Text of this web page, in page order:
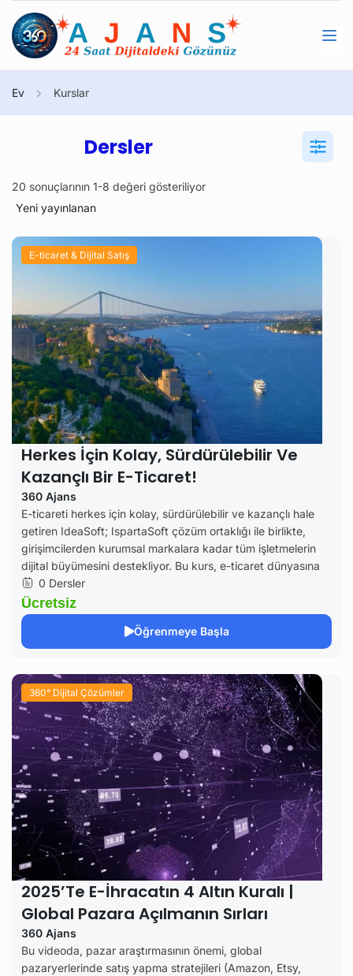
Ev Kurslar
Dersler
20 sonuçlarının 1-8 değeri gösteriliyor
E-ticaret & Dijital Satış
Herkes İçin Kolay, Sürdürülebilir Ve
Kazançlı Bir E-Ticaret!
360 Ajans
E-ticareti herkes için kolay, sürdürülebilir ve kazançlı hale
getiren IdeaSoft; IspartaSoft çözüm ortaklığı ile birlikte,
girişimcilerden kurumsal markalara kadar tüm işletmelerin
dijital büyümesini destekliyor. Bu kurs, e-ticaret dünyasına
0 Dersler
Ücretsiz
Öğrenmeye Başla
360° Dijital Çözümler
2025’te E-İhracatın 4 Altın Kuralı |
Global Pazara Açılmanın Sırları
360 Ajans
Bu videoda, pazar araştırmasının önemi, global
pazaryerlerinde satış yapma stratejileri (Amazon, Etsy,